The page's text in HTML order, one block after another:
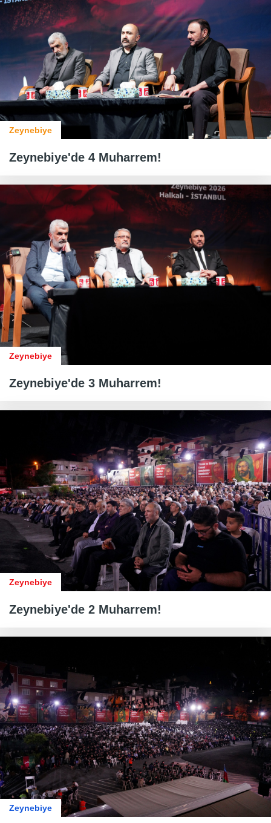
Zeynebiye
Zeynebiye'de 4 Muharrem!
Zeynebiye
Zeynebiye'de 3 Muharrem!
Zeynebiye
Zeynebiye'de 2 Muharrem!
Zeynebiye